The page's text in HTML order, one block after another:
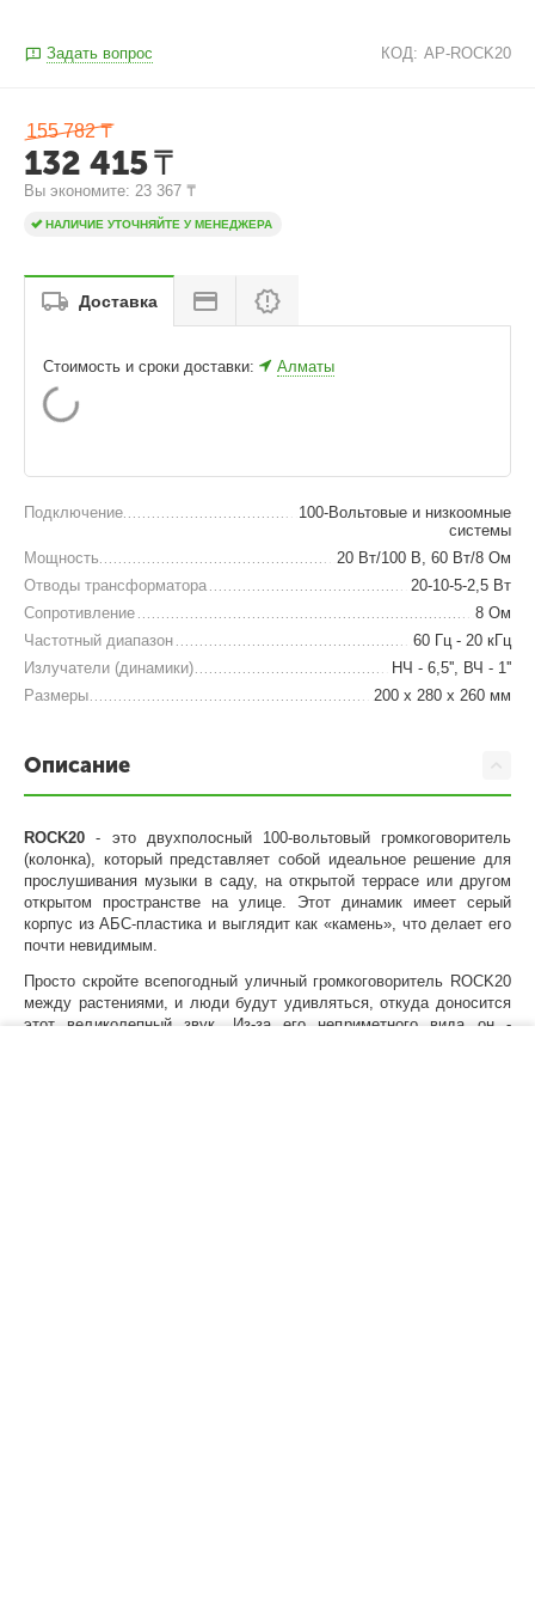
Задать вопрос КОД: AP-ROCK20
155 782 ₸
132 415₸
Вы экономите: 23 367 ₸
НАЛИЧИЕ УТОЧНЯЙТЕ У МЕНЕДЖЕРА
Доставка
Стоимость и сроки доставки: Алматы
Подключение
100-Вольтовые и низкоомные
системы
Мощность
20 Вт/100 В, 60 Вт/8 Ом
Отводы трансформатора
20-10-5-2,5 Вт
Сопротивление
8 Ом
Частотный диапазон
60 Гц - 20 кГц
Излучатели (динамики)
НЧ - 6,5'', ВЧ - 1''
Размеры
200 х 280 х 260 мм
Описание
ROCK20 - это двухполосный 100-вольтовый громкоговоритель
(колонка), который представляет собой идеальное решение для
прослушивания музыки в саду, на открытой террасе или другом
открытом пространстве на улице. Этот динамик имеет серый
корпус из АБС-пластика и выглядит как «камень», что делает его
почти невидимым.
Просто скройте всепогодный уличный громкоговоритель ROCK20
между растениями, и люди будут удивляться, откуда доносится
этот великолепный звук. Из-за его неприметного вида он -